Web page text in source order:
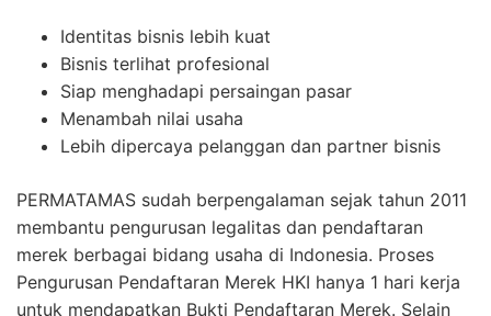
Identitas bisnis lebih kuat
Bisnis terlihat profesional
Siap menghadapi persaingan pasar
Menambah nilai usaha
Lebih dipercaya pelanggan dan partner bisnis
PERMATAMAS sudah berpengalaman sejak tahun 2011
membantu pengurusan legalitas dan pendaftaran
merek berbagai bidang usaha di Indonesia. Proses
Pengurusan Pendaftaran Merek HKI hanya 1 hari kerja
untuk mendapatkan Bukti Pendaftaran Merek. Selain